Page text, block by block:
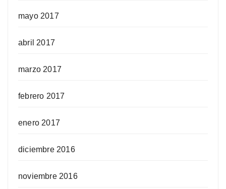
mayo 2017
abril 2017
marzo 2017
febrero 2017
enero 2017
diciembre 2016
noviembre 2016